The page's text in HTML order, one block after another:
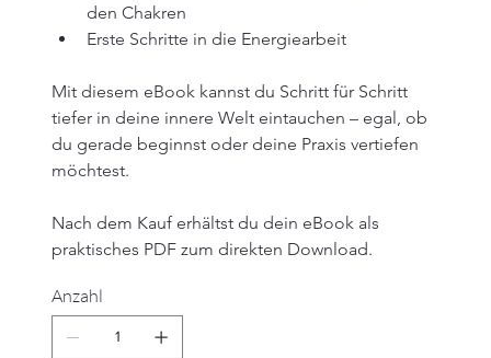
den Chakren
Erste Schritte in die Energiearbeit
Mit diesem eBook kannst du Schritt für Schritt
tiefer in deine innere Welt eintauchen – egal, ob
du gerade beginnst oder deine Praxis vertiefen
möchtest.
Nach dem Kauf erhältst du dein eBook als
praktisches PDF zum direkten Download.
Anzahl